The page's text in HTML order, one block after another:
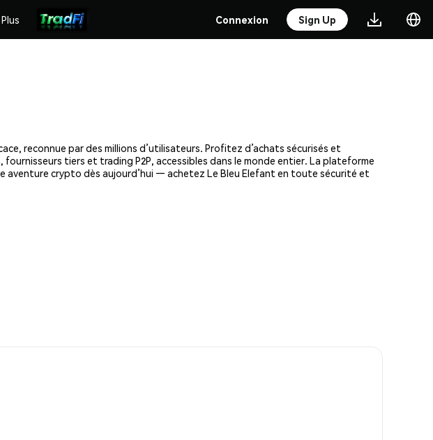
Plus Connexion Sign Up
reconnue par des millions d’utilisateurs. Profitez d’achats sécurisés et
tiers et trading P2P, accessibles dans le monde entier. La plateforme
aventure crypto dès aujourd’hui — achetez Le Bleu Elefant en toute sécurité et